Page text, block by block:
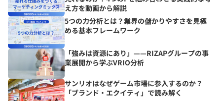
え方を動画から解説
5つの力分析とは？業界の儲かりやすさを見極
める基本フレームワーク
「強みは資源にあり」——RIZAPグループの事
業展開から学ぶVRIO分析
サンリオはなぜゲーム市場に参入するのか？
「ブランド・エクイティ」で読み解く